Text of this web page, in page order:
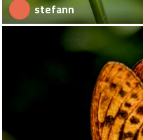
stefann